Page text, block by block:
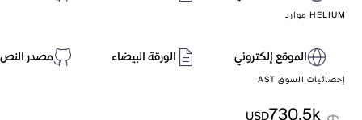
HELIUM موارد
الموقع إلكتروني الورقة البيضاء مصدر النص
إحصائيات السوق AST